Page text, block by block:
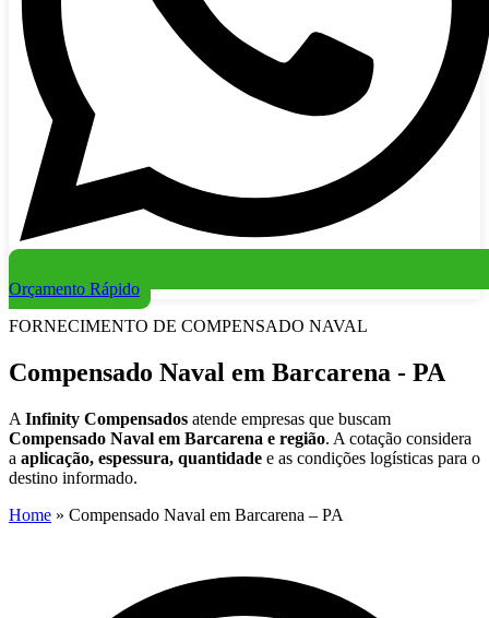
Orçamento Rápido
FORNECIMENTO DE COMPENSADO NAVAL
Compensado Naval em Barcarena - PA
A Infinity Compensados atende empresas que buscam
Compensado Naval em Barcarena e região. A cotação considera
a aplicação, espessura, quantidade e as condições logísticas para o
destino informado.
Home » Compensado Naval em Barcarena – PA